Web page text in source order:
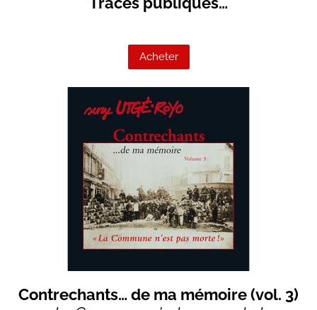
Acheter
Contrechants… de ma mémoire (vol. 3)